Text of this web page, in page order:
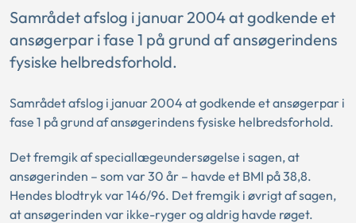
Samrådet afslog i januar 2004 at godkende et
ansøgerpar i fase 1 på grund af ansøgerindens
fysiske helbredsforhold.
Samrådet afslog i januar 2004 at godkende et ansøgerpar i
fase 1 på grund af ansøgerindens fysiske helbredsforhold.
Det fremgik af speciallægeundersøgelse i sagen, at
ansøgerinden – som var 30 år – havde et BMI på 38,8.
Hendes blodtryk var 146/96. Det fremgik i øvrigt af sagen,
at ansøgerinden var ikke-ryger og aldrig havde røget.